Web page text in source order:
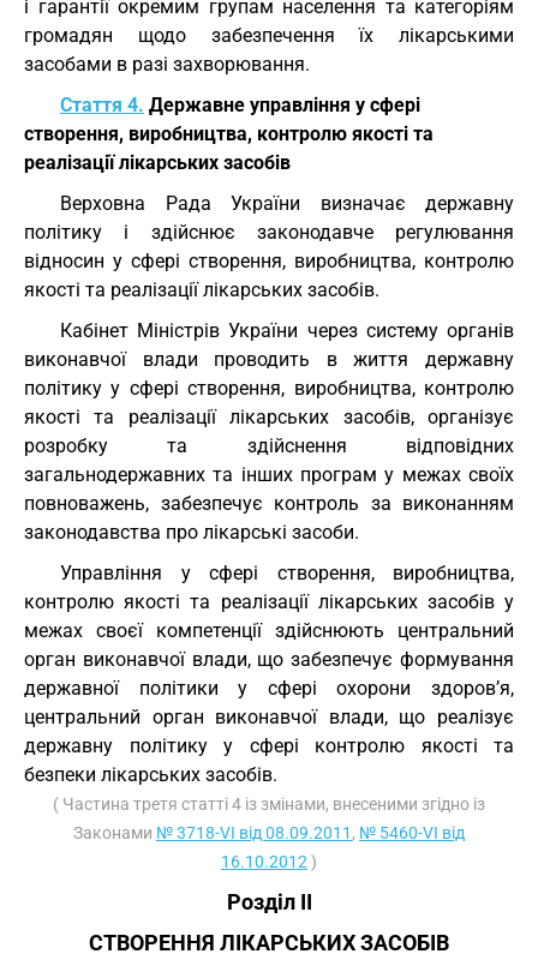
і гарантії окремим групам населення та категоріям
громадян щодо забезпечення їх лікарськими
засобами в разі захворювання.
Стаття 4. Державне управління у сфері
створення, виробництва, контролю якості та
реалізації лікарських засобів
Верховна Рада України визначає державну
політику і здійснює законодавче регулювання
відносин у сфері створення, виробництва, контролю
якості та реалізації лікарських засобів.
Кабінет Міністрів України через систему органів
виконавчої влади проводить в життя державну
політику у сфері створення, виробництва, контролю
якості та реалізації лікарських засобів, організує
розробку та здійснення відповідних
загальнодержавних та інших програм у межах своїх
повноважень, забезпечує контроль за виконанням
законодавства про лікарські засоби.
Управління у сфері створення, виробництва,
контролю якості та реалізації лікарських засобів у
межах своєї компетенції здійснюють центральний
орган виконавчої влади, що забезпечує формування
державної політики у сфері охорони здоров’я,
центральний орган виконавчої влади, що реалізує
державну політику у сфері контролю якості та
безпеки лікарських засобів.
( Частина третя статті 4 із змінами, внесеними згідно із
Законами № 3718-VI від 08.09.2011 , № 5460-VI від
16.10.2012 )
Розділ II
СТВОРЕННЯ ЛІКАРСЬКИХ ЗАСОБІВ